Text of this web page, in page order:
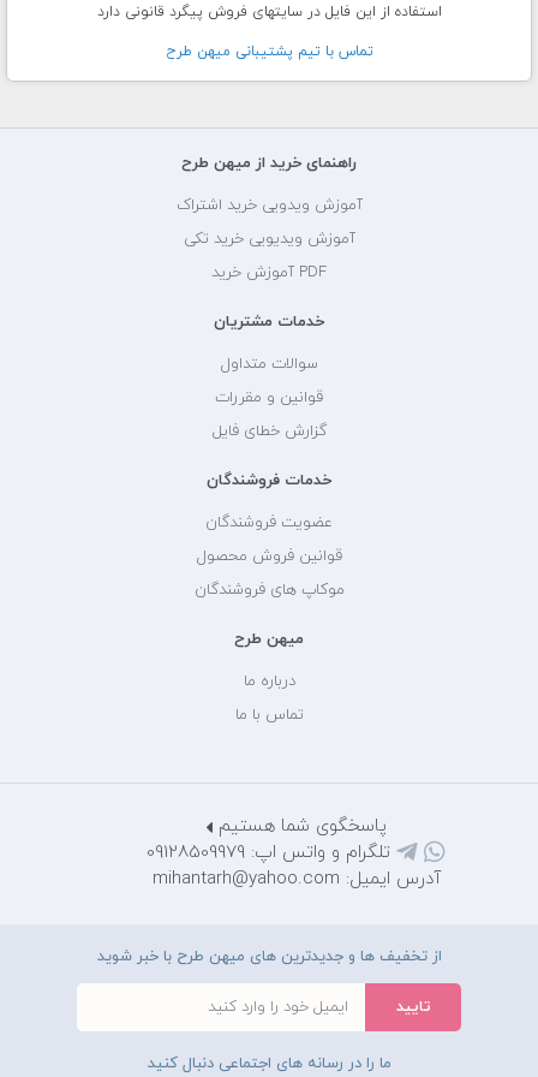
استفاده از این فایل در سایتهای فروش پیگرد قانونی دارد
تماس با تيم پشتيبانی ميهن طرح
راهنمای خرید از میهن طرح
آموزش ویدویی خرید اشتراک
آموزش ویدیویی خرید تکی
PDF آموزش خرید
خدمات مشتریان
سوالات متداول
قوانین و مقررات
گزارش خطای فایل
خدمات فروشندگان
عضویت فروشندگان
قوانین فروش محصول
موکاپ های فروشندگان
میهن طرح
درباره ما
تماس با ما
پاسخگوی شما هستیم
تلگرام و واتس اپ: 09128509979
آدرس ایمیل: mihantarh@yahoo.com
از تخفیف ها و جدیدترین های میهن طرح با خبر شوید
ما را در رسانه های اجتماعی دنبال کنید